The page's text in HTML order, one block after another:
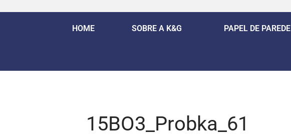
HOME SOBRE A K&G PAPEL DE PAREDE
15BO3_Probka_61